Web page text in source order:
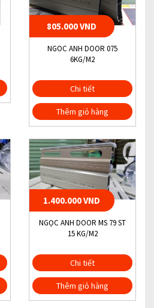
805.000 VND
NGOC ANH DOOR 075
6KG/M2
Chi tiết
Thêm giỏ hàng
1.400.000 VND
NGỌC ANH DOOR MS 79 ST
15 KG/M2
Chi tiết
Thêm giỏ hàng